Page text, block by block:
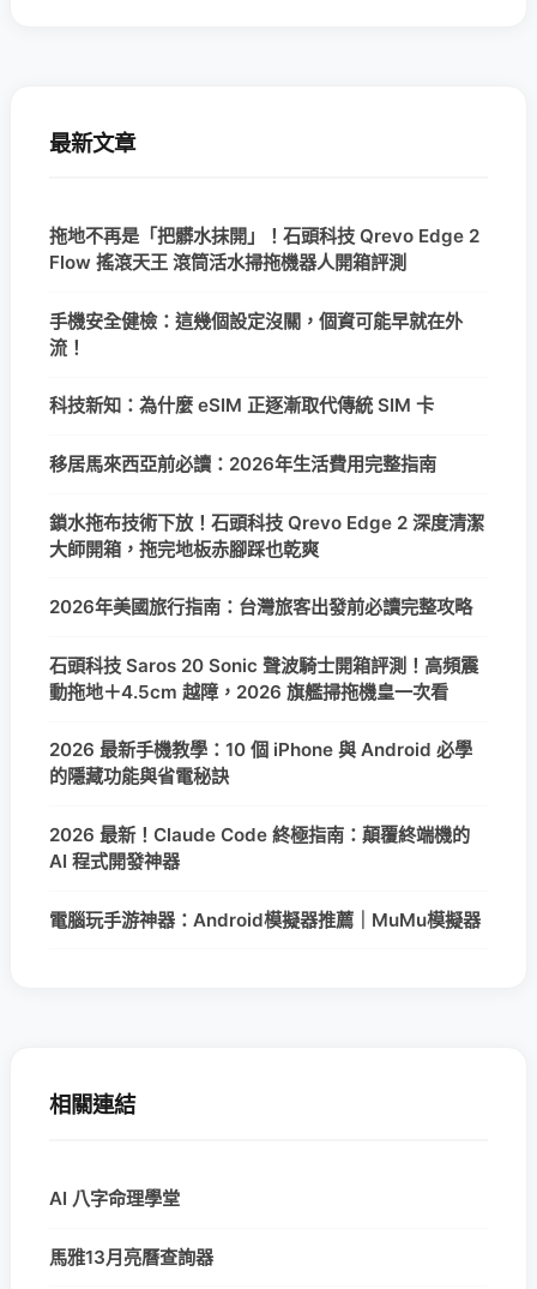
最新文章
拖地不再是「把髒水抹開」！石頭科技 Qrevo Edge 2
Flow 搖滾天王 滾筒活水掃拖機器人開箱評測
手機安全健檢：這幾個設定沒關，個資可能早就在外
流！
科技新知：為什麼 eSIM 正逐漸取代傳統 SIM 卡
移居馬來西亞前必讀：2026年生活費用完整指南
鎖水拖布技術下放！石頭科技 Qrevo Edge 2 深度清潔
大師開箱，拖完地板赤腳踩也乾爽
2026年美國旅行指南：台灣旅客出發前必讀完整攻略
石頭科技 Saros 20 Sonic 聲波騎士開箱評測！高頻震
動拖地＋4.5cm 越障，2026 旗艦掃拖機皇一次看
2026 最新手機教學：10 個 iPhone 與 Android 必學
的隱藏功能與省電秘訣
2026 最新！Claude Code 終極指南：顛覆終端機的
AI 程式開發神器
電腦玩手游神器：Android模擬器推薦｜MuMu模擬器
相關連結
AI 八字命理學堂
馬雅13月亮曆查詢器